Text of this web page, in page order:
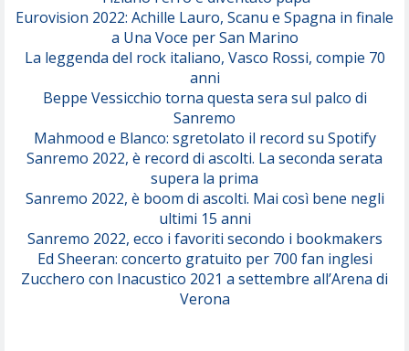
Serenamente
Eurovision 2022: Achille Lauro, Scanu e Spagna in finale
a Una Voce per San Marino
La leggenda del rock italiano, Vasco Rossi, compie 70
anni
Beppe Vessicchio torna questa sera sul palco di
Sanremo
Mahmood e Blanco: sgretolato il record su Spotify
Sanremo 2022, è record di ascolti. La seconda serata
supera la prima
Sanremo 2022, è boom di ascolti. Mai così bene negli
ultimi 15 anni
Sanremo 2022, ecco i favoriti secondo i bookmakers
Ed Sheeran: concerto gratuito per 700 fan inglesi
Zucchero con Inacustico 2021 a settembre all’Arena di
Verona